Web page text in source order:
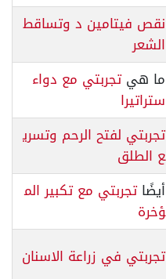
نقص فيتامين د وتساقط
الشعر
ما هيتجربتي مع دواء
ستراتيرا
تجربتي لفتح الرحم وتسري
ع الطلق
أيضًاتجربتي مع تكبير الم
ؤخرة
تجربتي في زراعة الاسنان